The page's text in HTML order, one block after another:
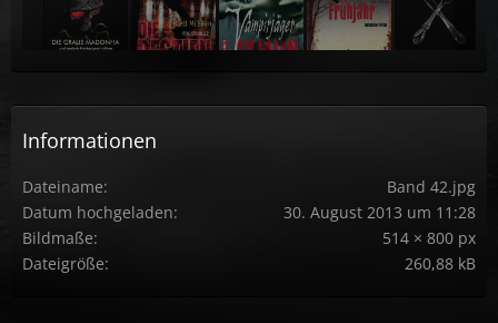
Informationen
Dateiname
Band 42.jpg
Datum hochgeladen
30. August 2013 um 11:28
Bildmaße
514 × 800 px
Dateigröße
260,88 kB